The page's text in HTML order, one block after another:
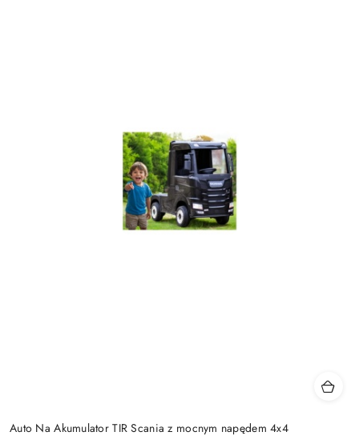
Auto Na Akumulator TIR Scania z mocnym napędem 4x4